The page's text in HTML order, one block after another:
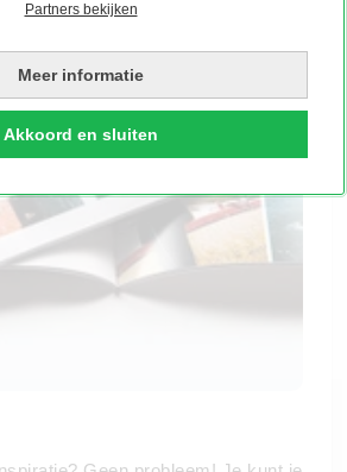
Partners bekijken
Meer informatie
Akkoord en sluiten